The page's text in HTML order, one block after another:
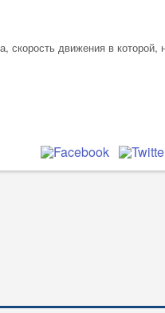
скорость движения в которой,